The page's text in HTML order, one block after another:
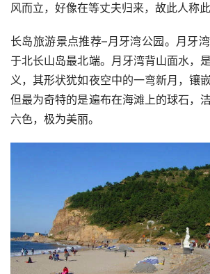
风而立，好像在等丈夫归来，故此人称此
长岛旅游景点推荐–月牙湾公园。月牙
于北长山岛最北端。月牙湾背山面水，
义，其形状犹如夜空中的一弯新月，镶
但最为奇特的是遍布在海滩上的球石，
六色，极为美丽。